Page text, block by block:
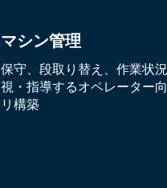
マシン管理
保守、段取り替え、作業状
視・指導するオペレーター
リ構築